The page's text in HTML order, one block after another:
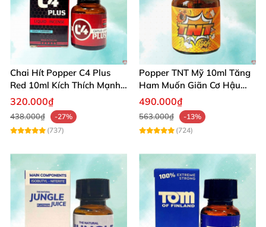
Chai Hít Popper C4 Plus
Red 10ml Kích Thích Mạnh
Mẽ Đam Mê
320.000₫
438.000₫
-27%
(737)
Popper TNT Mỹ 10ml Tăng
Ham Muốn Giãn Cơ Hậu
Môn Thảo Dược
490.000₫
563.000₫
-13%
(724)